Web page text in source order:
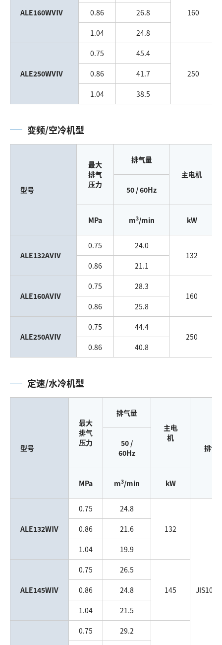
ALE160WVⅣ 160
0.86 26.8
1.04 24.8
ALE250WVⅣ
0.75 45.4
250
0.86 41.7
1.04 38.5
变频/空冷机型
型号
最大
排气
压力
排气量
主电机
50 / 60Hz
MPa m3/min kW
ALE132AVⅣ
0.75
24.0
132
0.86
21.1
ALE160AVⅣ
0.75
28.3
160
0.86
25.8
ALE250AVⅣ
0.75
44.4
250
0.86
40.8
定速/水冷机型
型号
最大
排气
压力
排气量
主电
机
排气
50 /
60Hz
MPa m3/min kW
ALE132WⅣ
0.75 24.8
132
JIS10k
0.86 21.6
1.04 19.9
ALE145WⅣ
0.75 26.5
145
0.86 24.8
1.04 21.5
0.75 29.2